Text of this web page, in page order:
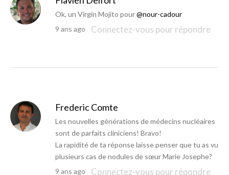
Ok, un Virgin Mojito pour@nour-cadour
9 ans ago
Connectez-vous pour répondre
Frederic Comte
Les nouvelles générations de médecins nucléaires
sont de parfaits cliniciens! Bravo!
La rapidité de ta réponse laisse penser que tu as vu
plusieurs cas de nodules de sœur Marie Josephe?
9 ans ago
Connectez-vous pour répondre